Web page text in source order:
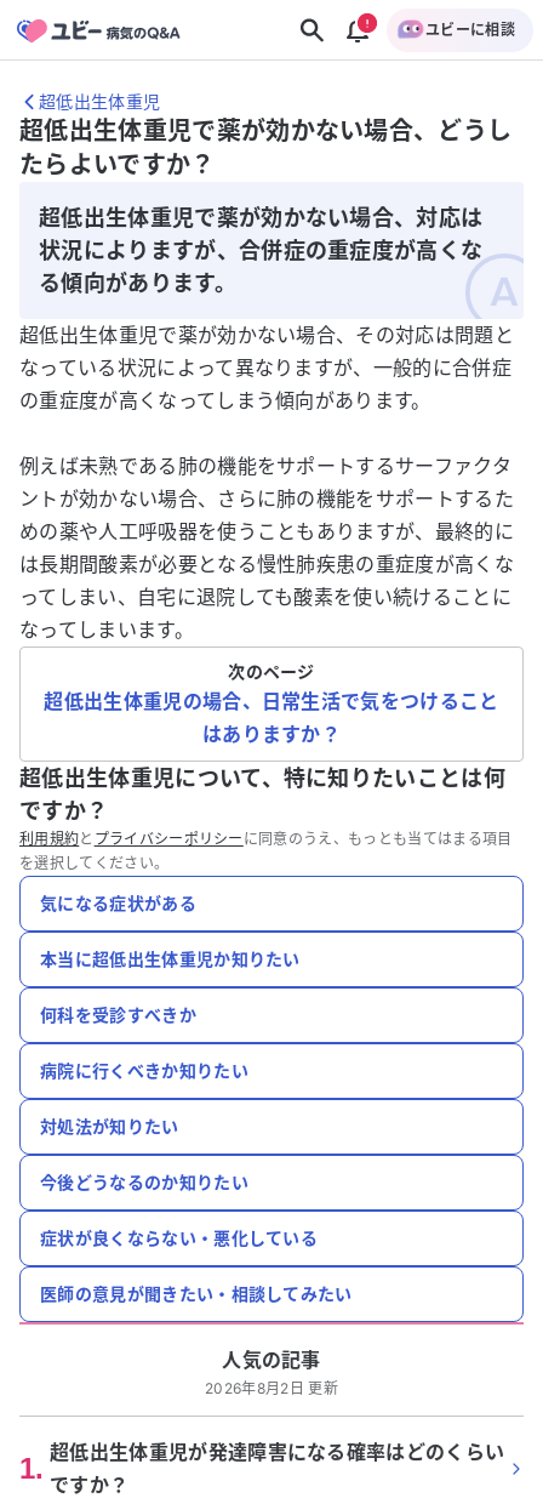
ユビーに相談
超低出生体重児
超低出生体重児で薬が効かない場合、どうし
たらよいですか？
超低出生体重児で薬が効かない場合、対応は
状況によりますが、合併症の重症度が高くな
る傾向があります。
超低出生体重児で薬が効かない場合、その対応は問題と
なっている状況によって異なりますが、一般的に合併症
の重症度が高くなってしまう傾向があります。
例えば未熟である肺の機能をサポートするサーファクタ
ントが効かない場合、さらに肺の機能をサポートするた
めの薬や人工呼吸器を使うこともありますが、最終的に
は長期間酸素が必要となる慢性肺疾患の重症度が高くな
ってしまい、自宅に退院しても酸素を使い続けることに
なってしまいます。
次のページ
超低出生体重児の場合、日常生活で気をつけること
はありますか？
超低出生体重児について、特に知りたいことは何
ですか？
利用規約と プライバシーポリシー に同意のうえ、もっとも当てはまる項目
を選択してください。
気になる症状がある
本当に超低出生体重児か知りたい
何科を受診すべきか
病院に行くべきか知りたい
対処法が知りたい
今後どうなるのか知りたい
症状が良くならない・悪化している
医師の意見が聞きたい・相談してみたい
人気の記事
2026年8月2日 更新
1. 超低出生体重児が発達障害になる確率はどのくらい
ですか？